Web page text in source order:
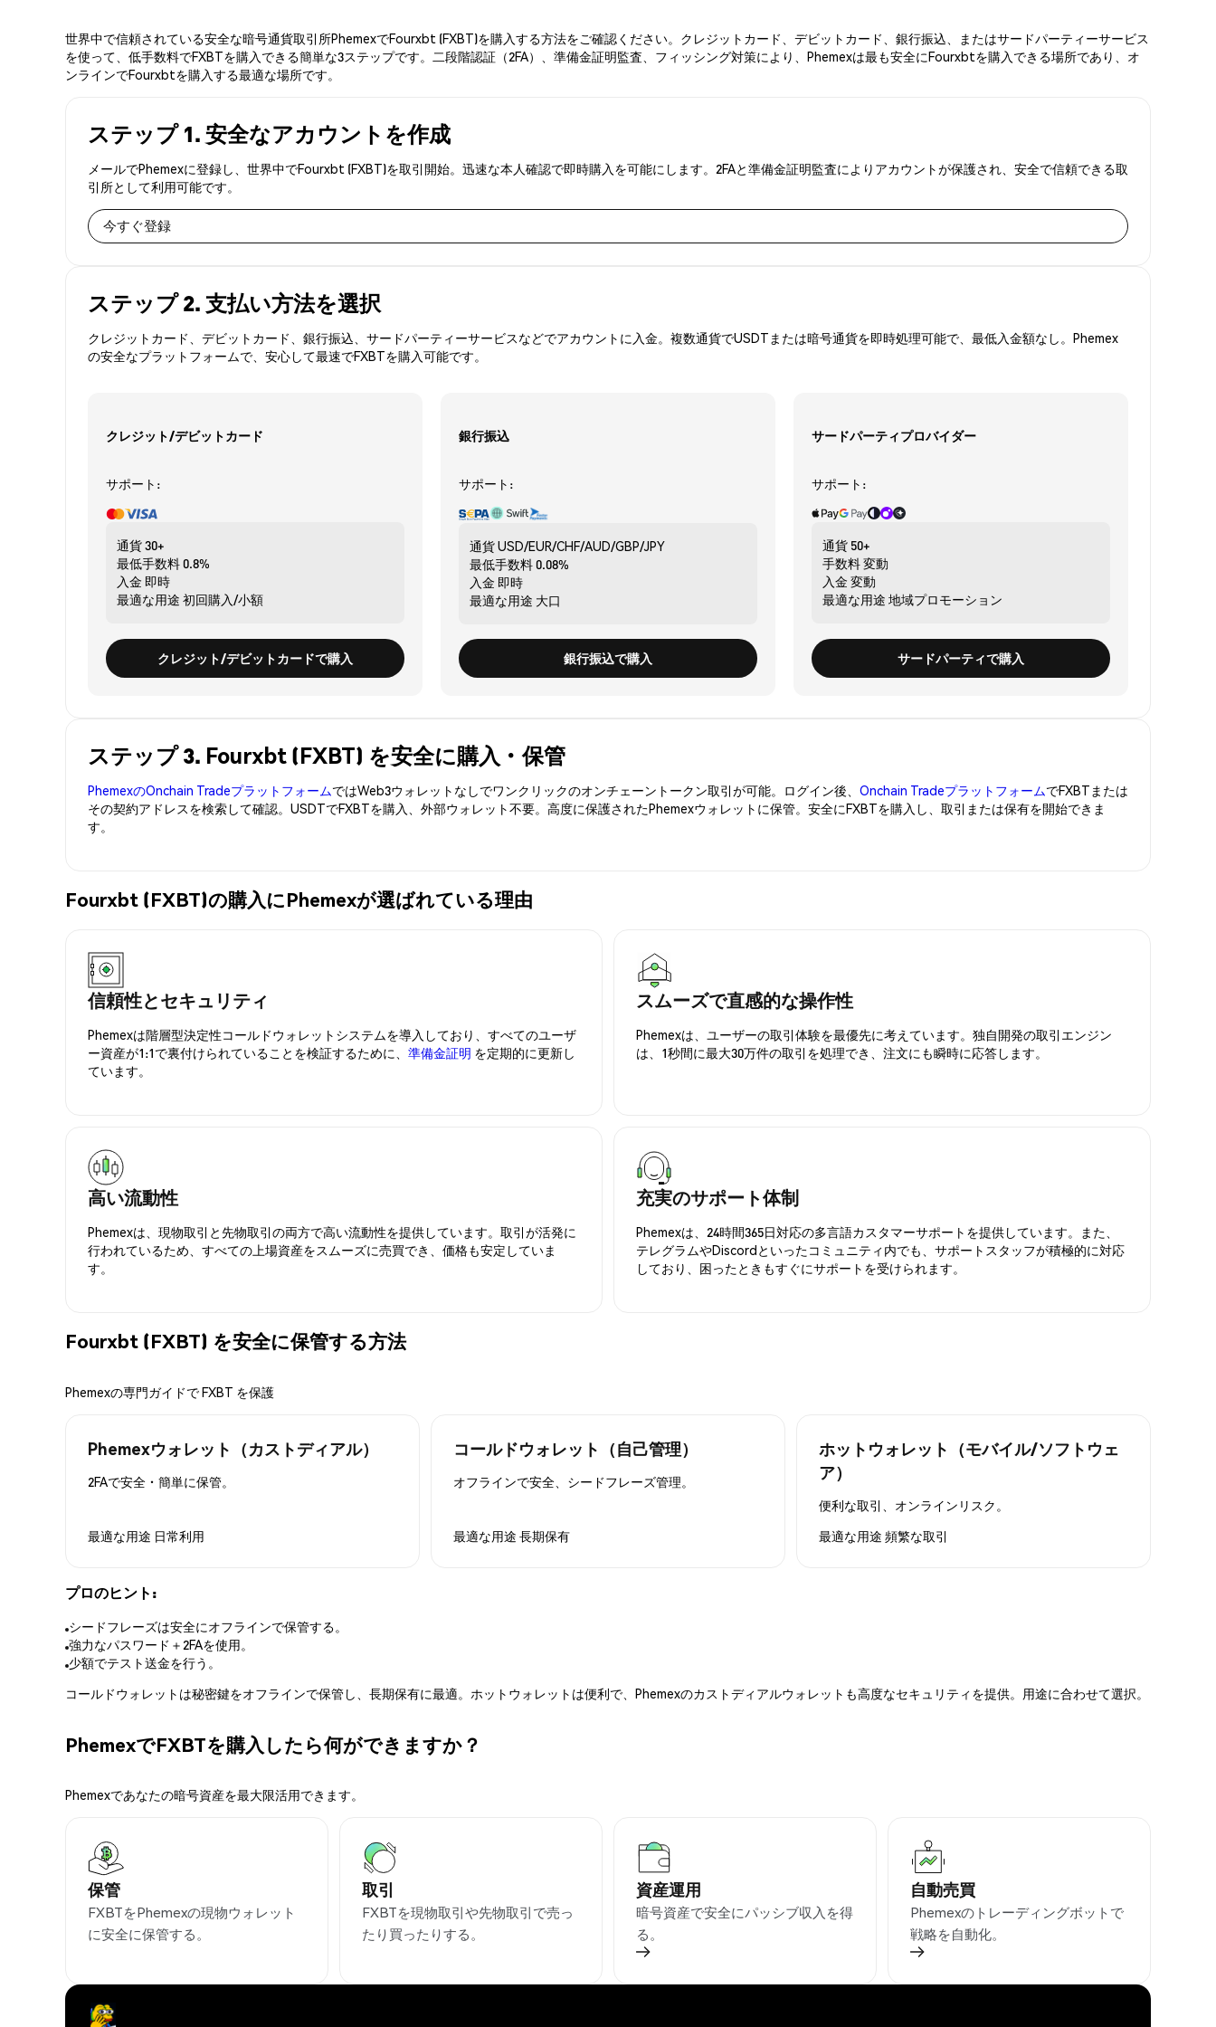
世界中で信頼されている安全な暗号通貨取引所PhemexでFourxbt (FXBT)を購入する方法をご確認ください。クレジットカード、デビットカード、銀行振込、またはサードパーティーサービス
を使って、低手数料でFXBTを購入できる簡単な3ステップです。二段階認証（2FA）、準備金証明監査、フィッシング対策により、Phemexは最も安全にFourxbtを購入できる場所であり、オ
ンラインでFourxbtを購入する最適な場所です。
ステップ 1. 安全なアカウントを作成
メールでPhemexに登録し、世界中でFourxbt (FXBT)を取引開始。迅速な本人確認で即時購入を可能にします。2FAと準備金証明監査によりアカウントが保護され、安全で信頼できる取
引所として利用可能です。
今すぐ登録
ステップ 2. 支払い方法を選択
クレジットカード、デビットカード、銀行振込、サードパーティーサービスなどでアカウントに入金。複数通貨でUSDTまたは暗号通貨を即時処理可能で、最低入金額なし。Phemex
の安全なプラットフォームで、安心して最速でFXBTを購入可能です。
クレジット/デビットカード
サポート:
通貨30+
最低手数料0.8%
入金 即時
最適な用途 初回購入/小額
クレジット/デビットカードで購入
銀行振込
サポート:
通貨USD/EUR/CHF/AUD/GBP/JPY
最低手数料0.08%
入金 即時
最適な用途 大口
銀行振込で購入
サードパーティプロバイダー
サポート:
通貨 50+
手数料変動
入金 変動
最適な用途 地域プロモーション
サードパーティで購入
ステップ 3. Fourxbt (FXBT) を安全に購入・保管
PhemexのOnchain TradeプラットフォームではWeb3ウォレットなしでワンクリックのオンチェーントークン取引が可能。ログイン後、 Onchain TradeプラットフォームでFXBTまたは
その契約アドレスを検索して確認。USDTでFXBTを購入、外部ウォレット不要。高度に保護されたPhemexウォレットに保管。安全にFXBTを購入し、取引または保有を開始できま
す。
Fourxbt (FXBT)の購入にPhemexが選ばれている理由
信頼性とセキュリティ
Phemexは階層型決定性コールドウォレットシステムを導入しており、すべてのユーザ
ー資産が1:1で裏付けられていることを検証するために、 準備金証明 を定期的に更新し
ています。
スムーズで直感的な操作性
Phemexは、ユーザーの取引体験を最優先に考えています。独自開発の取引エンジン
は、1秒間に最大30万件の取引を処理でき、注文にも瞬時に応答します。
高い流動性
Phemexは、現物取引と先物取引の両方で高い流動性を提供しています。取引が活発に
行われているため、すべての上場資産をスムーズに売買でき、価格も安定していま
す。
充実のサポート体制
Phemexは、24時間365日対応の多言語カスタマーサポートを提供しています。また、
テレグラムやDiscordといったコミュニティ内でも、サポートスタッフが積極的に対応
しており、困ったときもすぐにサポートを受けられます。
Fourxbt (FXBT) を安全に保管する方法
Phemexの専門ガイドで FXBT を保護
Phemexウォレット（カストディアル）
2FAで安全・簡単に保管。
最適な用途 日常利用
コールドウォレット（自己管理）
オフラインで安全、シードフレーズ管理。
最適な用途 長期保有
ホットウォレット（モバイル/ソフトウェ
ア）
便利な取引、オンラインリスク。
最適な用途 頻繁な取引
プロのヒント:
シードフレーズは安全にオフラインで保管する。
強力なパスワード＋2FAを使用。
少額でテスト送金を行う。
コールドウォレットは秘密鍵をオフラインで保管し、長期保有に最適。ホットウォレットは便利で、Phemexのカストディアルウォレットも高度なセキュリティを提供。用途に合わせて選択。
PhemexでFXBTを購入したら何ができますか？
Phemexであなたの暗号資産を最大限活用できます。
保管
FXBTをPhemexの現物ウォレット
に安全に保管する。
取引
FXBTを現物取引や先物取引で売っ
たり買ったりする。
資産運用
暗号資産で安全にパッシブ収入を得
る。
自動売買
Phemexのトレーディングボットで
戦略を自動化。